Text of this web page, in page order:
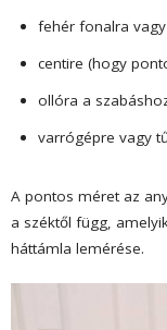
fehér fonalra
centire (hogy
ollóra a
varrógépre vagy
A pontos méret az
a széktől függ,
háttámla lemérése.